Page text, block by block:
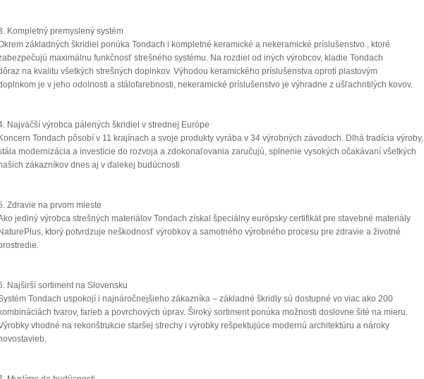
Kompletný premyslený systém
základných škridiel ponúka Tondach i kompletné keramické a nekeramické príslušenstvo., ktoré
maximálnu funkčnosť strešného systému. Na rozdiel od iných výrobcov, kladie Tondach
na kvalitu všetkých strešných doplnkov. Výhodou keramického príslušenstva oproti plastovým
je v jeho odolnosti a stálofarebnosti, nekeramické príslušenstvo je výhradne z ušľachntilých kovov.
Najväčší výrobca pálených škridiel v strednej Európe
Koncern Tondach pôsobí v 11 krajínach a svoje produkty vyrába v 34 výrobných závodoch. Dlhá tradícia výroby,
modernizácia a investície do rozvoja a zdokonaľovania zaručujú, splnenie vysokých očakávaní všetkých
zákazníkov dnes aj v ďalekej budúcnosti
Zdravie na prvom mieste
jediný výrobca strešných materiálov Tondach získal špeciálny európsky certifikát pre stavebné materiály
NaturePlus, ktorý potvrdzuje neškodnosť výrobkov a samotného výrobného procesu pre zdravie a životné
Najširší sortiment na Slovensku
Tondach uspokojí i najnáročnejšieho zákazníka – základné škridly sú dostupné vo viac ako 200
kombináciách tvarov, farieb a povrchových úprav. Široký sortiment ponúka možnosti doslovne šité na mieru.
vhodné na rekonštrukcie staršej strechy i výrobky rešpektujúce modernú architektúru a nároky